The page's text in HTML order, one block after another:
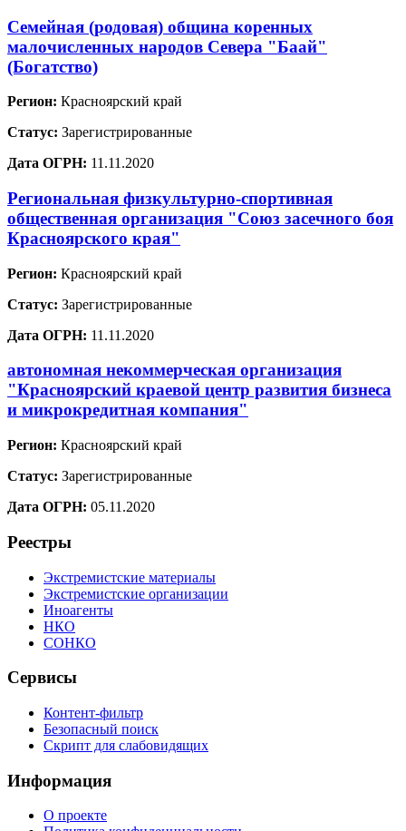
Семейная (родовая) община коренных
малочисленных народов Севера "Баай"
(Богатство)
Регион: Красноярский край
Статус: Зарегистрированные
Дата ОГРН: 11.11.2020
Региональная физкультурно-спортивная
общественная организация "Союз засечного боя
Красноярского края"
Регион: Красноярский край
Статус: Зарегистрированные
Дата ОГРН: 11.11.2020
автономная некоммерческая организация
"Красноярский краевой центр развития бизнеса
и микрокредитная компания"
Регион: Красноярский край
Статус: Зарегистрированные
Дата ОГРН: 05.11.2020
Реестры
Экстремистские материалы
Экстремистские организации
Иноагенты
НКО
СОНКО
Сервисы
Контент-фильтр
Безопасный поиск
Скрипт для слабовидящих
Информация
О проекте